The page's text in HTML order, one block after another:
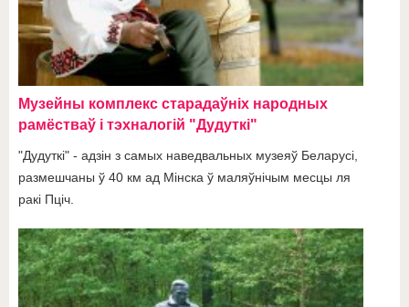
Музейны комплекс старадаўніх народных
рамёстваў і тэхналогій "Дудуткі"
"Дудуткі" - адзін з самых наведвальных музеяў Беларусі,
размешчаны ў 40 км ад Мінска ў маляўнічым месцы ля
ракі Пціч.